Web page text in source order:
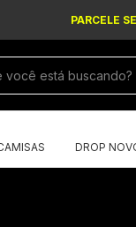
PARCELE
DROP